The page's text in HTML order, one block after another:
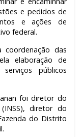
e pedidos de
e ações de
federal.
das
elaboração de
públicos
foi diretor do
diretor do
do Distrito